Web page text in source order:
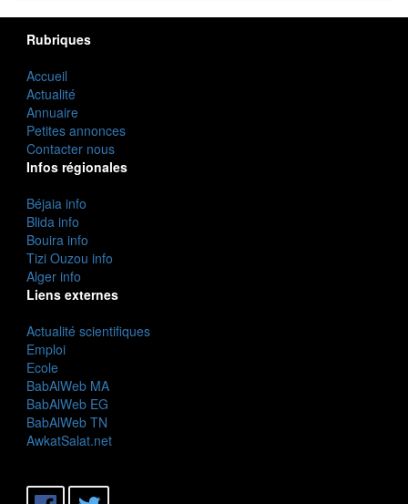
Rubriques
Accueil
Actualité
Annuaire
Petites annonces
Contacter nous
Infos régionales
Béjaia info
Blida info
Bouira info
Tizi Ouzou info
Alger info
Liens externes
Actualité scientifiques
Emploi
Ecole
BabAlWeb MA
BabAlWeb EG
BabAlWeb TN
AwkatSalat.net